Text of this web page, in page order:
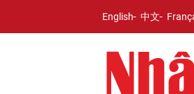
English 中文